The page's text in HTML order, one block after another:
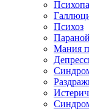
Психоз
Мания